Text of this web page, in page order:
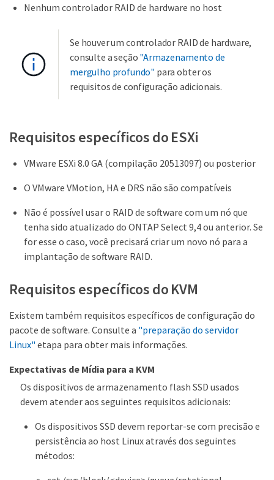
Nenhum controlador RAID de hardware no host
Se houver um controlador RAID de hardware,
consulte a seção "Armazenamento de
mergulho profundo" para obter os
requisitos de configuração adicionais.
Requisitos específicos do ESXi
VMware ESXi 8.0 GA (compilação 20513097) ou posterior
O VMware VMotion, HA e DRS não são compatíveis
Não é possível usar o RAID de software com um nó que
tenha sido atualizado do ONTAP Select 9,4 ou anterior. Se
for esse o caso, você precisará criar um novo nó para a
implantação de software RAID.
Requisitos específicos do KVM
Existem também requisitos específicos de configuração do
pacote de software. Consulte a "preparação do servidor
Linux" etapa para obter mais informações.
Expectativas de Mídia para a KVM
Os dispositivos de armazenamento flash SSD usados
devem atender aos seguintes requisitos adicionais:
Os dispositivos SSD devem reportar-se com precisão e
persistência ao host Linux através dos seguintes
métodos: